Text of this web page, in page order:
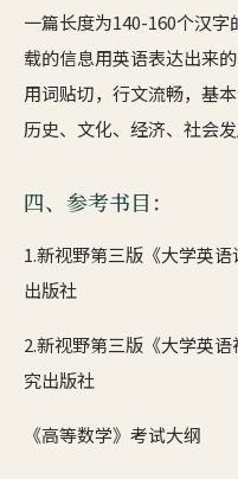
一篇长度为140-160个汉
载的信息用英语表达出来
用词贴切，行文流畅，基
历史、文化、经济、社会发
四、参考书目：
1.新视野第三版《大学英
出版社
2.新视野第三版《大学英
究出版社
《高等数学》考试大纲